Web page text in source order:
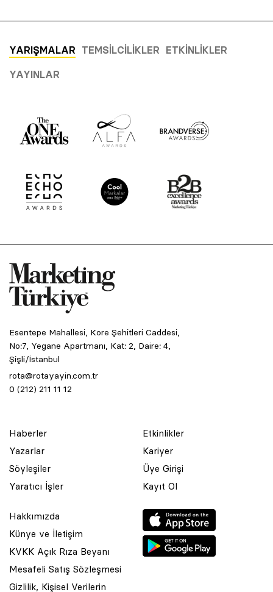
YARIŞMALAR TEMSILCILIKLER ETKINLIKLER
YAYINLAR
Esentepe Mahallesi, Kore Şehitleri Caddesi,
No:7, Yegane Apartmanı, Kat: 2, Daire: 4,
Şişli/İstanbul
rota@rotayayin.com.tr
0 (212) 211 11 12
Haberler
Yazarlar
Söyleşiler
Yaratıcı İşler
Etkinlikler
Kariyer
Üye Girişi
Kayıt Ol
Hakkımızda
Künye ve İletişim
KVKK Açık Rıza Beyanı
Mesafeli Satış Sözleşmesi
Gizlilik, Kişisel Verilerin